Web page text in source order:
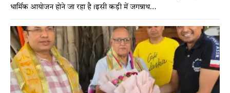
धार्मिक आयोजन होने जा रहा है।इसी कड़ी में जगन्नाथ…